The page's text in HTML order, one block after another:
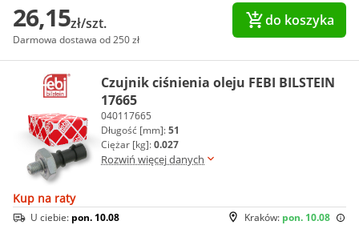
26,15zł/szt.
Darmowa dostawa od 250 zł
do koszyka
Czujnik ciśnienia oleju FEBI BILSTEIN
17665
040117665
Długość [mm]:51
Ciężar [kg]:0.027
Rozwiń więcej danych
Kup na raty
Kraków: pon. 10.08
U ciebie: pon. 10.08